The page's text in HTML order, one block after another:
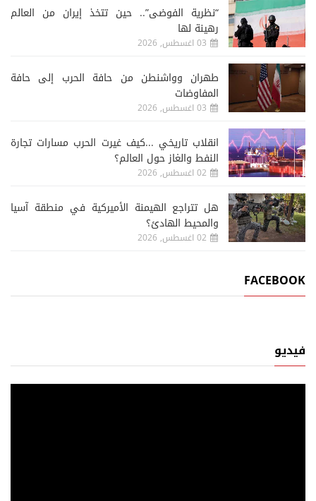
“نظرية الفوضى”.. حين تتخذ إيران من العالم
رهينة لها
03 اغسطس, 2026
طهران وواشنطن من حافة الحرب إلى حافة
المفاوضات
03 اغسطس, 2026
انقلاب تاريخي ...كيف غيرت الحرب مسارات تجارة
النفط والغاز حول العالم؟
02 اغسطس, 2026
هل تتراجع الهيمنة الأميركية في منطقة آسيا
والمحيط الهادئ؟
02 اغسطس, 2026
FACEBOOK
فيديو